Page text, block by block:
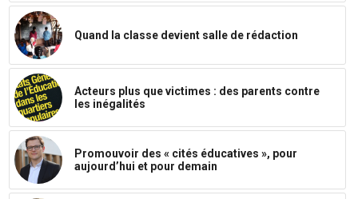
Quand la classe devient salle de rédaction
Acteurs plus que victimes : des parents contre
les inégalités
Promouvoir des « cités éducatives », pour
aujourd’hui et pour demain